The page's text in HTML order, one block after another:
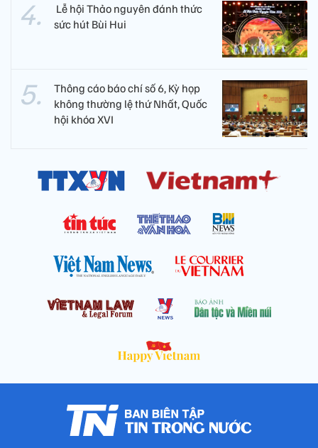
​ Lễ hội Thảo nguyên đánh thức
sức hút Bùi Hui
Thông cáo báo chí số 6, Kỳ họp
không thường lệ thứ Nhất, Quốc
hội khóa XVI